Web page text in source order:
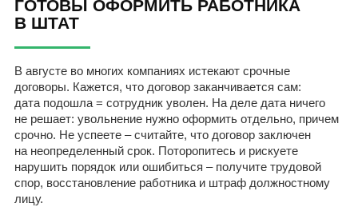
ГОТОВЫ ОФОРМИТЬ РАБОТНИКА
В ШТАТ
В августе во многих компаниях истекают срочные
договоры. Кажется, что договор заканчивается сам:
дата подошла = сотрудник уволен. На деле дата ничего
не решает: увольнение нужно оформить отдельно, причем
срочно. Не успеете – считайте, что договор заключен
на неопределенный срок. Поторопитесь и рискуете
нарушить порядок или ошибиться – получите трудовой
спор, восстановление работника и штраф должностному
лицу.